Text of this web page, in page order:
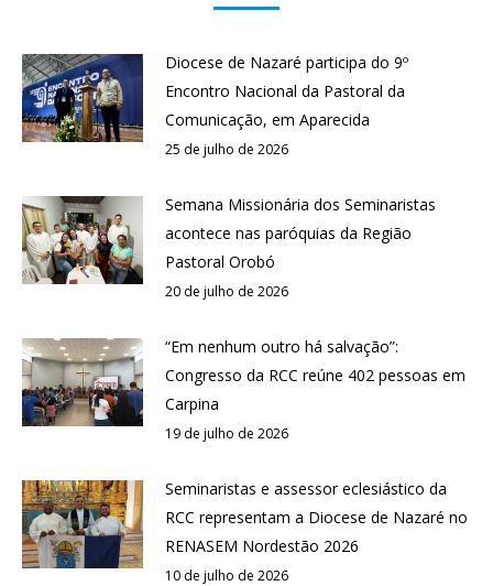
Diocese de Nazaré participa do 9º
Encontro Nacional da Pastoral da
Comunicação, em Aparecida
25 de julho de 2026
Semana Missionária dos Seminaristas
acontece nas paróquias da Região
Pastoral Orobó
20 de julho de 2026
“Em nenhum outro há salvação”:
Congresso da RCC reúne 402 pessoas em
Carpina
19 de julho de 2026
Seminaristas e assessor eclesiástico da
RCC representam a Diocese de Nazaré no
RENASEM Nordestão 2026
10 de julho de 2026